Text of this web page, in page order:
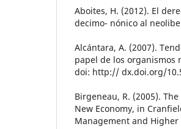
Aboites, H. (2012). El
decimo- nónico al
Alcántara, A. (2007).
papel de los organismos
doi: http:// dx.doi.org/
Birgeneau, R. (2005).
New Economy, in
Management and Higher